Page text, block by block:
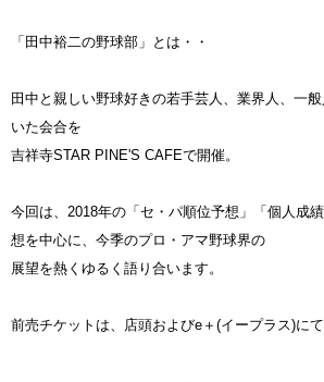
「田中裕二の野球部」とは・・
田中と親しい野球好きの若手芸人、業界人、一
いた会合を
吉祥寺STAR PINE'S CAFEで開催。
今回は、2018年の「セ・パ順位予想」「個人成
想を中心に、今季のプロ・アマ野球界の
展望を熱くゆるく語り合います。
前売チケットは、店頭およびe＋(イープラス)にて